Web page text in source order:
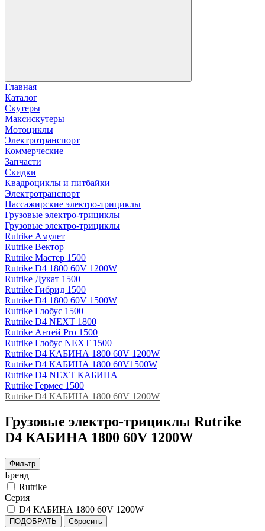
Главная
Каталог
Скутеры
Максискутеры
Мотоциклы
Электротранспорт
Коммерческие
Запчасти
Скидки
Квадроциклы и питбайки
Электротранспорт
Пассажирские электро‑трициклы
Грузовые электро‑трициклы
Грузовые электро‑трициклы
Rutrike Амулет
Rutrike Вектор
Rutrike Мастер 1500
Rutrike D4 1800 60V 1200W
Rutrike Дукат 1500
Rutrike Гибрид 1500
Rutrike D4 1800 60V 1500W
Rutrike Глобус 1500
Rutrike D4 NEXT 1800
Rutrike Антей Pro 1500
Rutrike Глобус NEXT 1500
Rutrike D4 КАБИНА 1800 60V 1200W
Rutrike D4 КАБИНА 1800 60V1500W
Rutrike D4 NEXT КАБИНА
Rutrike Гермес 1500
Rutrike D4 КАБИНА 1800 60V 1200W
Грузовые электро‑трициклы Rutrike
D4 КАБИНА 1800 60V 1200W
Фильтр
Бренд
Rutrike
Серия
D4 КАБИНА 1800 60V 1200W
ПОДОБРАТЬ Сбросить